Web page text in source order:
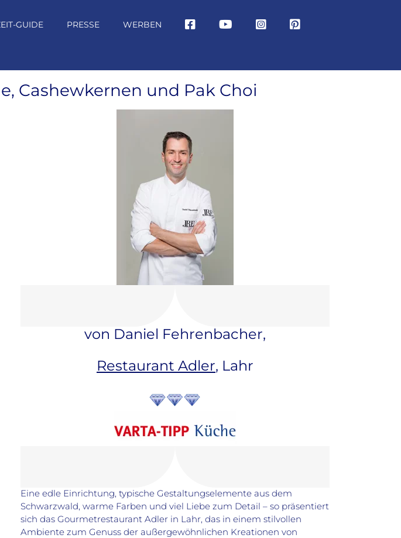
GUIDE PRESSE WERBEN
Cashewkernen und Pak Choi
von Daniel Fehrenbacher,
Restaurant Adler, Lahr
Eine edle Einrichtung, typische Gestaltungselemente aus dem
Schwarzwald, warme Farben und viel Liebe zum Detail – so präsentiert
sich das Gourmetrestaurant Adler in Lahr, das in einem stilvollen
Ambiente zum Genuss der außergewöhnlichen Kreationen von